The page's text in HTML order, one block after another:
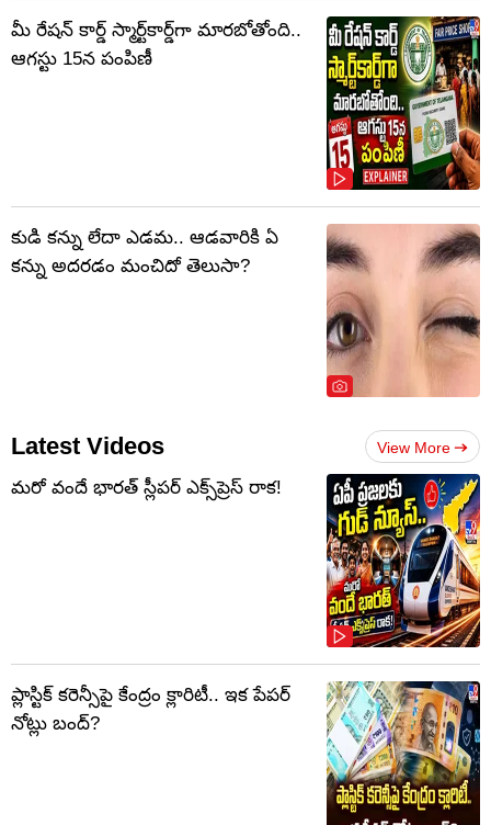
మీ రేషన్ కార్డ్ స్మార్ట్‌కార్డ్‌గా మారబోతోంది..
ఆగస్టు 15న పంపిణీ
కుడి కన్ను లేదా ఎడమ.. ఆడవారికి ఏ
కన్ను అదరడం మంచిదో తెలుసా?
Latest Videos View More
మరో వందే భారత్ స్లీపర్ ఎక్స్‌ప్రెస్ రాక!
ప్లాస్టిక్‌ కరెన్సీపై కేంద్రం క్లారిటీ.. ఇక పేపర్‌
నోట్లు బంద్‌?